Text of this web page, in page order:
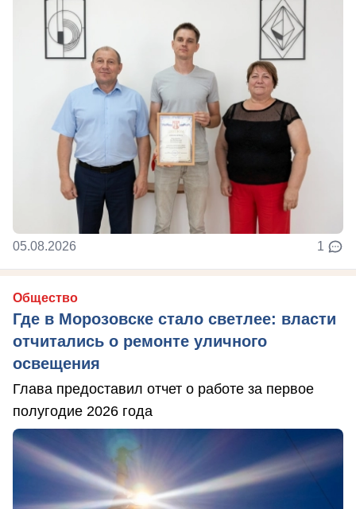
05.08.2026 1
Общество
Где в Морозовске стало светлее: власти
отчитались о ремонте уличного
освещения
Глава предоставил отчет о работе за первое
полугодие 2026 года